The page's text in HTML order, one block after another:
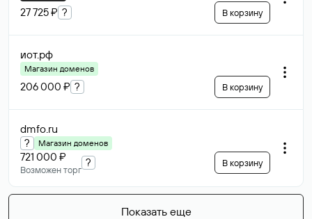
27 725 ₽ ? В корзину
иот.рф
Магазин доменов
206 000 ₽ ? В корзину
dmfo.ru
? Магазин доменов
721 000 ₽
Возможен торг
? В корзину
Показать еще